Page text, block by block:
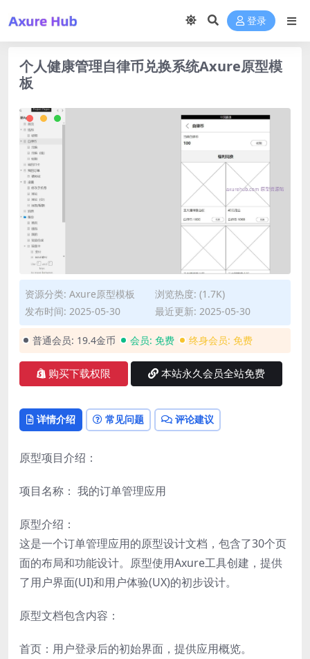
登录
个人健康管理自律币兑换系统Axure原型模
板
资源分类: Axure原型模板
浏览热度: (1.7K)
发布时间: 2025-05-30
最近更新: 2025-05-30
普通会员: 19.4金币 会员: 免费 终身会员: 免费
购买下载权限 本站永久会员全站免费
详情介绍 常见问题 评论建议
原型项目介绍：
项目名称： 我的订单管理应用
原型介绍：
这是一个订单管理应用的原型设计文档，包含了30个页
面的布局和功能设计。原型使用Axure工具创建，提供
了用户界面(UI)和用户体验(UX)的初步设计。
原型文档包含内容：
首页：用户登录后的初始界面，提供应用概览。